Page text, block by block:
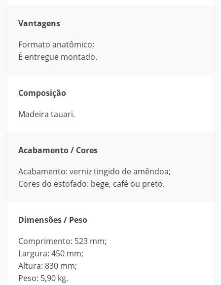
Vantagens
Formato anatômico;
É entregue montado.
Composição
Madeira tauari.
Acabamento / Cores
Acabamento: verniz tingido de amêndoa;
Cores do estofado: bege, café ou preto.
Dimensões / Peso
Comprimento: 523 mm;
Largura: 450 mm;
Altura: 830 mm;
Peso: 5,90 kg.